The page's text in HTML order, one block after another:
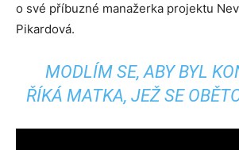
o své příbuzné manažerka projektu
Pikardová.
MODLÍM SE, ABY BYL
ŘÍKÁ MATKA, JEŽ SE